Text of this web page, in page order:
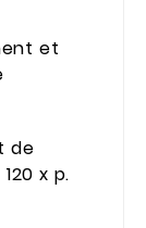
et
de
x p.